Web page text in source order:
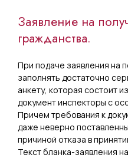
Заявление на
гражданства.
При подаче заявления на
заполнять достаточно
анкету, которая состоит
документ инспекторы с
Причем требования к
даже неверно
причиной отказа в
Текст бланка-заявления